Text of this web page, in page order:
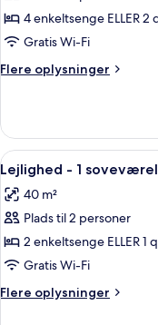
-
2
(4
2nd
floor)
4 enkeltsenge ELLER
Gratis Wi-Fi
Flere oplysninger
Flere
-
soveværelser
people
floor)
Indlæs
alle
billeder
af
Lejlighed
-
1
soveværelse
15
Lejlighed - 1
40 m²
Plads til 2 personer
2 enkeltsenge ELLER 1
Gratis Wi-Fi
Flere oplysninger
Flere